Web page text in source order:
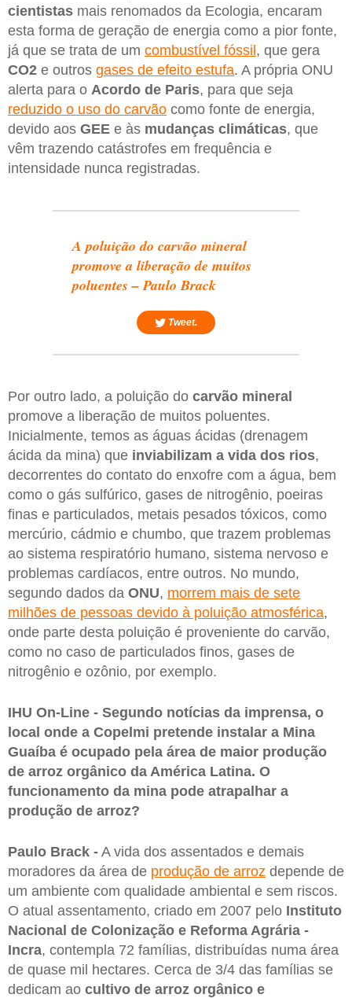
cientistas mais renomados da Ecologia, encaram
esta forma de geração de energia como a pior fonte,
já que se trata de um combustível fóssil, que gera
CO2 e outros gases de efeito estufa. A própria ONU
alerta para o Acordo de Paris, para que seja
reduzido o uso do carvão como fonte de energia,
devido aos GEE e às mudanças climáticas, que
vêm trazendo catástrofes em frequência e
intensidade nunca registradas.
A poluição do carvão mineral
promove a liberação de muitos
poluentes – Paulo Brack
Tweet.
Por outro lado, a poluição do carvão mineral
promove a liberação de muitos poluentes.
Inicialmente, temos as águas ácidas (drenagem
ácida da mina) que inviabilizam a vida dos rios,
decorrentes do contato do enxofre com a água, bem
como o gás sulfúrico, gases de nitrogênio, poeiras
finas e particulados, metais pesados tóxicos, como
mercúrio, cádmio e chumbo, que trazem problemas
ao sistema respiratório humano, sistema nervoso e
problemas cardíacos, entre outros. No mundo,
segundo dados da ONU, morrem mais de sete
milhões de pessoas devido à poluição atmosférica,
onde parte desta poluição é proveniente do carvão,
como no caso de particulados finos, gases de
nitrogênio e ozônio, por exemplo.
IHU On-Line - Segundo notícias da imprensa, o
local onde a Copelmi pretende instalar a Mina
Guaíba é ocupado pela área de maior produção
de arroz orgânico da América Latina. O
funcionamento da mina pode atrapalhar a
produção de arroz?
Paulo Brack - A vida dos assentados e demais
moradores da área de produção de arroz depende de
um ambiente com qualidade ambiental e sem riscos.
O atual assentamento, criado em 2007 pelo Instituto
Nacional de Colonização e Reforma Agrária -
Incra, contempla 72 famílias, distribuídas numa área
de quase mil hectares. Cerca de 3/4 das famílias se
dedicam ao cultivo de arroz orgânico e